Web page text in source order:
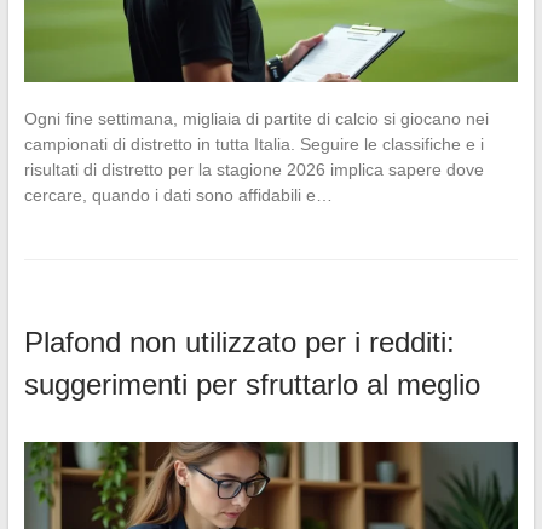
Ogni fine settimana, migliaia di partite di calcio si giocano nei
campionati di distretto in tutta Italia. Seguire le classifiche e i
risultati di distretto per la stagione 2026 implica sapere dove
cercare, quando i dati sono affidabili e…
Plafond non utilizzato per i redditi:
suggerimenti per sfruttarlo al meglio